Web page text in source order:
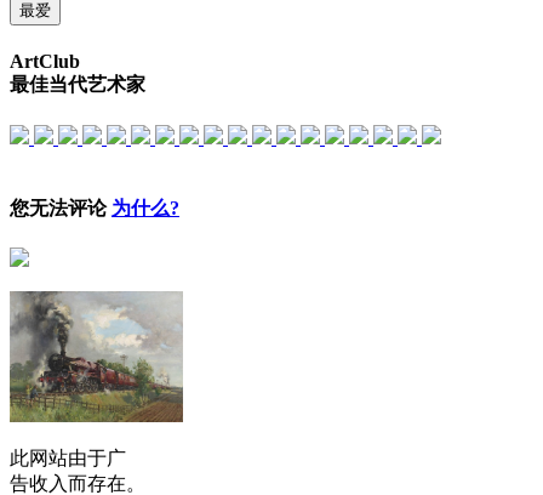
最爱
ArtClub
最佳当代艺术家
您无法评论 为什么?
此网站由于广
告收入而存在。